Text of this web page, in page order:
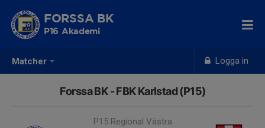
Matcher Logga in
FORSSA BK
P16 Akademi
Forssa BK - FBK Karlstad (P15)
P15 Regional Västra